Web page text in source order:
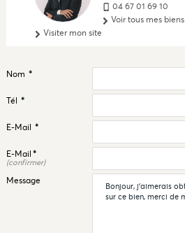
04 67 01 69 10
Voir tous mes biens
Visiter mon site
Nom *
Tél *
E-Mail *
E-Mail *
(confirmer)
Message